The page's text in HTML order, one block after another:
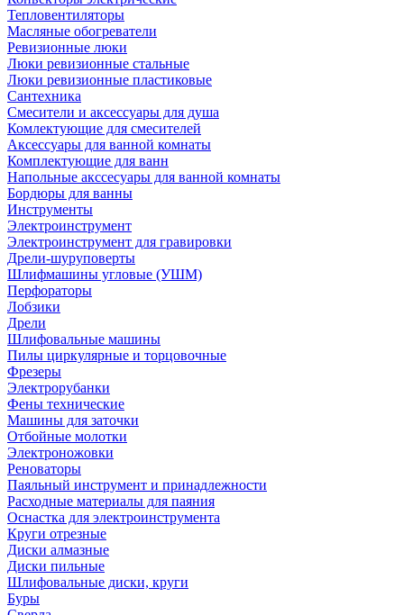
Тепловентиляторы
Масляные обогреватели
Ревизионные люки
Люки ревизионные стальные
Люки ревизионные пластиковые
Сантехника
Смесители и аксессуары для душа
Комлектующие для смесителей
Аксессуары для ванной комнаты
Комплектующие для ванн
Напольные акссесуары для ванной комнаты
Бордюры для ванны
Инструменты
Электроинструмент
Электроинструмент для гравировки
Дрели-шуруповерты
Шлифмашины угловые (УШМ)
Перфораторы
Лобзики
Дрели
Шлифовальные машины
Пилы циркулярные и торцовочные
Фрезеры
Электрорубанки
Фены технические
Машины для заточки
Отбойные молотки
Электроножовки
Реноваторы
Паяльный инструмент и принадлежности
Расходные материалы для паяния
Оснастка для электроинструмента
Круги отрезные
Диски алмазные
Диски пильные
Шлифовальные диски, круги
Буры